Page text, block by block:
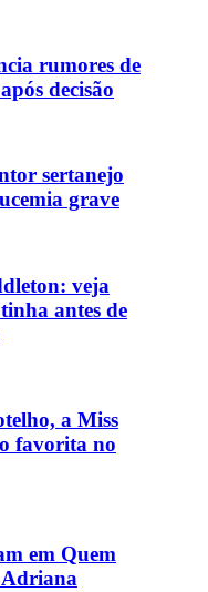
rumores de
decisão
sertanejo
grave
veja
antes de
a Miss
favorita no
em Quem